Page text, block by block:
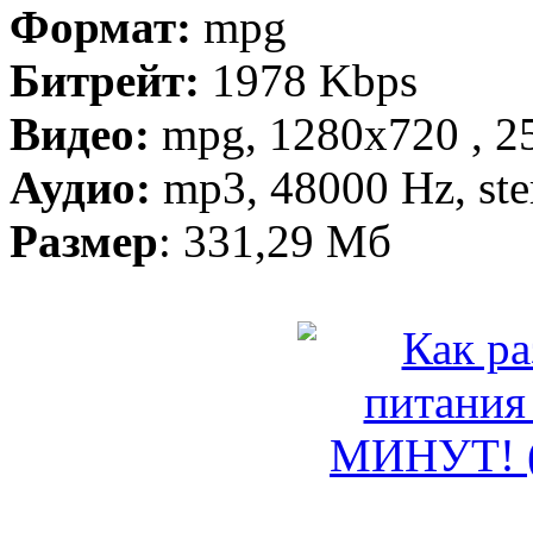
Формат: mpg
Битрейт: 1978 Kbps
Видео: mpg, 1280х720 ,
Аудио: mp3, 48000 Hz,
Размер: 331,29 Мб